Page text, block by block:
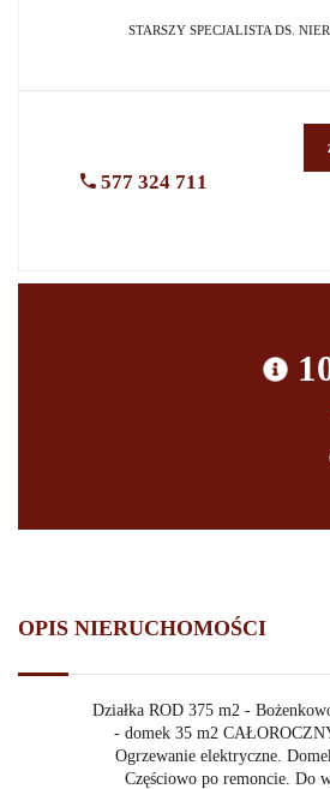
STARSZY SPECJALISTA DS.
577 324 711
1 CHF (4.6049) 23 670,44 fr
1 GBP (5.0134) 21 741,73 £
100 JPY (0.26) 41 698546,29 ¥
1 RUB (0.1126) 968028,42 rub
OPIS NIERUCHOMOŚCI
Działka ROD 375 m2 -
- domek 35 m2
Ogrzewanie elektryczne.
Częściowo po remoncie. Do